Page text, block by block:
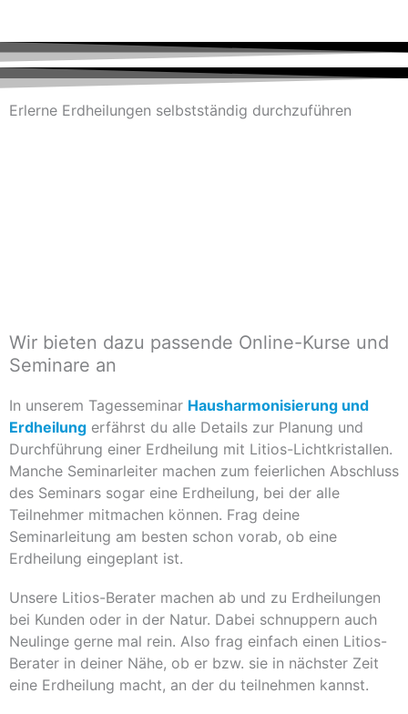
Erlerne Erdheilungen selbstständig durchzuführen
Wir bieten dazu passende Online-Kurse und
Seminare an
In unserem Tagesseminar Hausharmonisierung und
Erdheilung erfährst du alle Details zur Planung und
Durchführung einer Erdheilung mit Litios-Lichtkristallen.
Manche Seminarleiter machen zum feierlichen Abschluss
des Seminars sogar eine Erdheilung, bei der alle
Teilnehmer mitmachen können. Frag deine
Seminarleitung am besten schon vorab, ob eine
Erdheilung eingeplant ist.
Unsere Litios-Berater machen ab und zu Erdheilungen
bei Kunden oder in der Natur. Dabei schnuppern auch
Neulinge gerne mal rein. Also frag einfach einen Litios-
Berater in deiner Nähe, ob er bzw. sie in nächster Zeit
eine Erdheilung macht, an der du teilnehmen kannst.